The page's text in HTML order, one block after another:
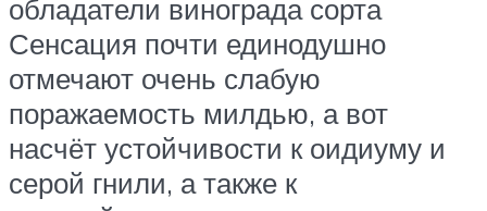
обладатели винограда сорта
Сенсация почти единодушно
отмечают очень слабую
поражаемость милдью, а вот
насчёт устойчивости к оидиуму и
серой гнили, а также к